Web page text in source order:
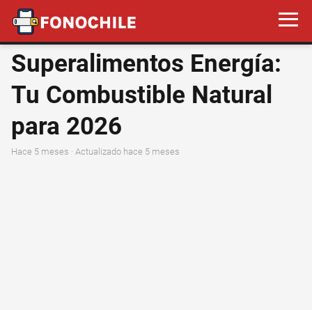
Superalimentos Energía:
Tu Combustible Natural
para 2026
hace 5 meses · Actualizado hace 5 meses